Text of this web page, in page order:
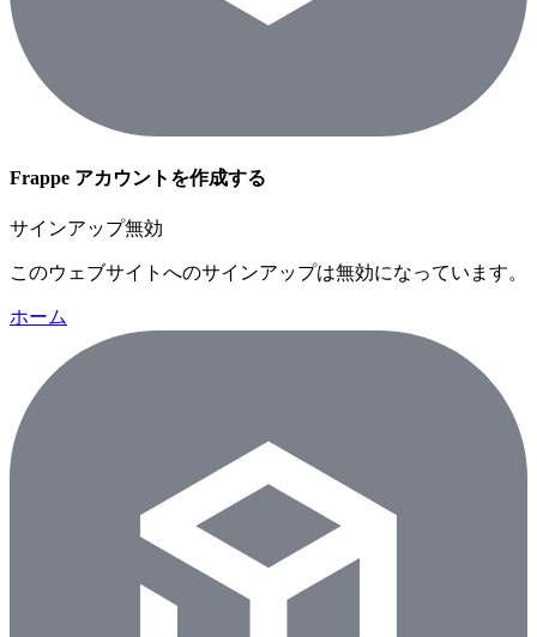
Frappe アカウントを作成する
サインアップ無効
このウェブサイトへのサインアップは無効になっています。
ホーム